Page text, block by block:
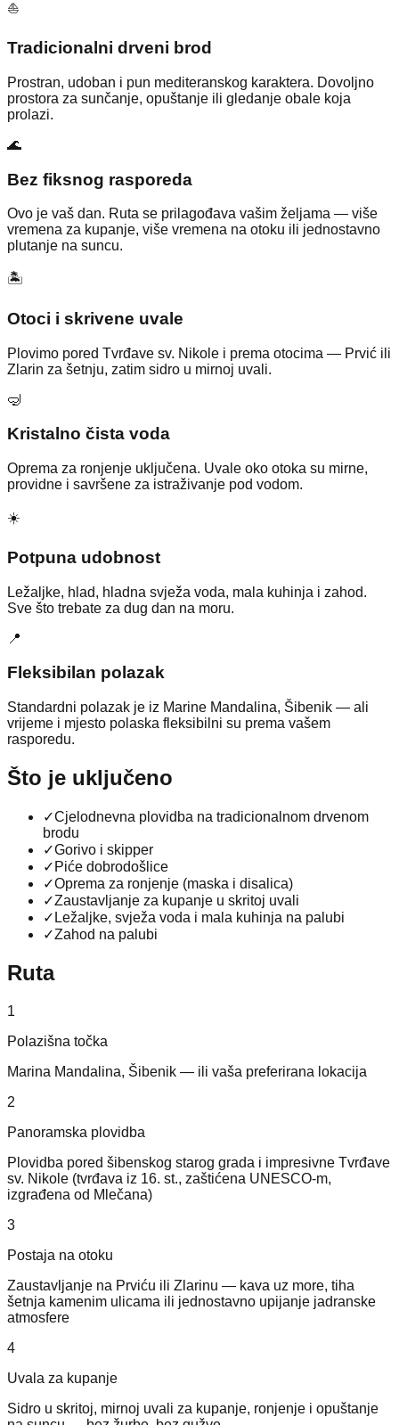
⛵
Tradicionalni drveni brod
Prostran, udoban i pun mediteranskog karaktera. Dovoljno
prostora za sunčanje, opuštanje ili gledanje obale koja
prolazi.
🌊
Bez fiksnog rasporeda
Ovo je vaš dan. Ruta se prilagođava vašim željama — više
vremena za kupanje, više vremena na otoku ili jednostavno
plutanje na suncu.
🏝️
Otoci i skrivene uvale
Plovimo pored Tvrđave sv. Nikole i prema otocima — Prvić ili
Zlarin za šetnju, zatim sidro u mirnoj uvali.
🤿
Kristalno čista voda
Oprema za ronjenje uključena. Uvale oko otoka su mirne,
providne i savršene za istraživanje pod vodom.
☀️
Potpuna udobnost
Ležaljke, hlad, hladna svježa voda, mala kuhinja i zahod.
Sve što trebate za dug dan na moru.
📍
Fleksibilan polazak
Standardni polazak je iz Marine Mandalina, Šibenik — ali
vrijeme i mjesto polaska fleksibilni su prema vašem
rasporedu.
Što je uključeno
✓Cjelodnevna plovidba na tradicionalnom drvenom
brodu
✓Gorivo i skipper
✓ Piće dobrodošlice
✓Oprema za ronjenje (maska i disalica)
✓Zaustavljanje za kupanje u skritoj uvali
✓ Ležaljke, svježa voda i mala kuhinja na palubi
✓Zahod na palubi
Ruta
1
Polazišna točka
Marina Mandalina, Šibenik — ili vaša preferirana lokacija
2
Panoramska plovidba
Plovidba pored šibenskog starog grada i impresivne Tvrđave
sv. Nikole (tvrđava iz 16. st., zaštićena UNESCO-m,
izgrađena od Mlečana)
3
Postaja na otoku
Zaustavljanje na Prviću ili Zlarinu — kava uz more, tiha
šetnja kamenim ulicama ili jednostavno upijanje jadranske
atmosfere
4
Uvala za kupanje
Sidro u skritoj, mirnoj uvali za kupanje, ronjenje i opuštanje